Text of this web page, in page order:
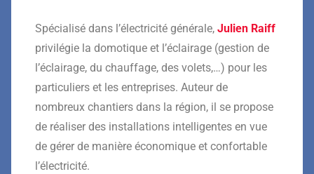
Spécialisé dans l’électricité générale, Julien Raiff
privilégie la domotique et l’éclairage (gestion de
l’éclairage, du chauffage, des volets,…) pour les
particuliers et les entreprises. Auteur de
nombreux chantiers dans la région, il se propose
de réaliser des installations intelligentes en vue
de gérer de manière économique et confortable
l’électricité.